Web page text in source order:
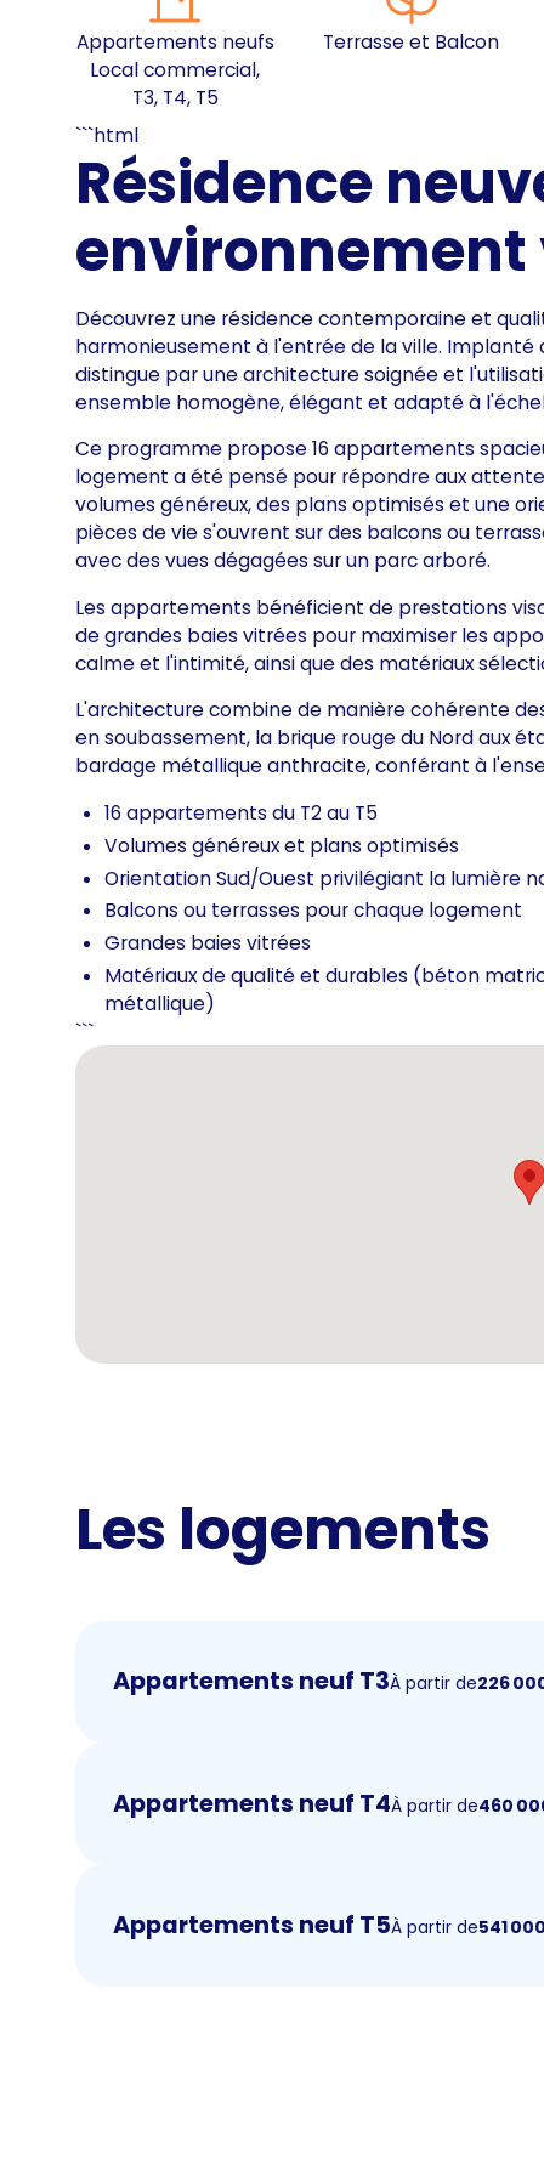
Appartements neufs
Local commercial,
T3, T4, T5
Terrasse et Balcon
```html
Résidence
Découvrez une résidence contemporaine et
harmonieusement à l'entrée de la ville.
distingue par une architecture soignée et
ensemble homogène, élégant et adapté à
Ce programme propose 16 appartements
logement a été pensé pour répondre aux
volumes généreux, des plans optimisés et une
pièces de vie s'ouvrent sur des balcons ou
avec des vues dégagées sur un parc arboré.
Les appartements bénéficient de prestations
de grandes baies vitrées pour maximiser les
calme et l'intimité, ainsi que des matériaux
L'architecture combine de manière cohérente
en soubassement, la brique rouge du Nord aux
bardage métallique anthracite, conférant à
16 appartements du T2 au T5
Volumes généreux et plans optimisés
Orientation Sud/Ouest privilégiant la lumière
Balcons ou terrasses pour chaque logement
Grandes baies vitrées
Matériaux de qualité et durables (béton
métallique)
```
Les logements
Appartements neuf T3À partir de226
Appartements neuf T4À partir de460
Appartements neuf T5À partir de541